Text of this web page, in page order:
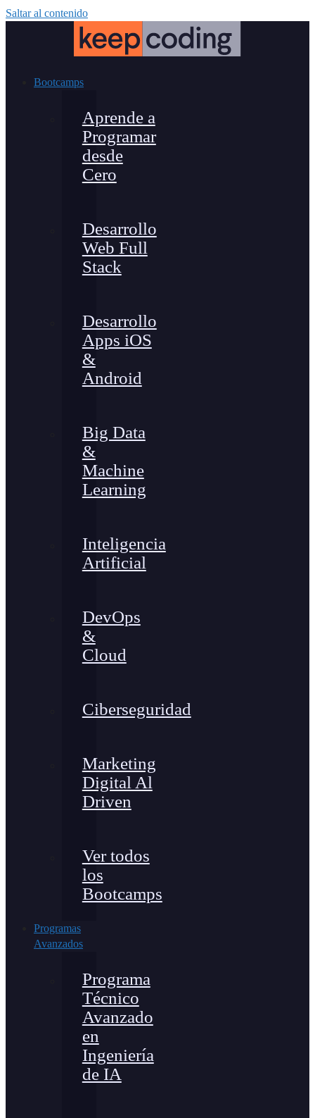
Saltar al contenido
Bootcamps
Aprende a
Programar
desde
Cero
Desarrollo
Web Full
Stack
Desarrollo
Apps iOS
&
Android
Big Data
&
Machine
Learning
Inteligencia
Artificial
DevOps
&
Cloud
Ciberseguridad
Marketing
Digital Al
Driven
Ver todos
los
Bootcamps
Programas
Avanzados
Programa
Técnico
Avanzado
en
Ingeniería
de IA